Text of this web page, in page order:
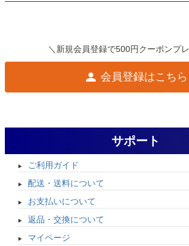
＼新規会員登録で500円クーポンプ
会員登録はこちら
サポート
ご利用ガイド
配送・送料について
お支払いについて
返品・交換について
マイページ